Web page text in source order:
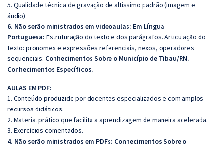
5. Qualidade técnica de gravação de altíssimo padrão (imagem e
áudio)
6. Não serão ministrados em videoaulas: Em Língua
Portuguesa: Estruturação do texto e dos parágrafos. Articulação do
texto: pronomes e expressões referenciais, nexos, operadores
sequenciais. Conhecimentos Sobre o Município de Tibau/RN.
Conhecimentos Específicos.
AULAS EM PDF:
1. Conteúdo produzido por docentes especializados e com amplos
recursos didáticos.
2. Material prático que facilita a aprendizagem de maneira acelerada.
3. Exercícios comentados.
4. Não serão ministrados em PDFs: Conhecimentos Sobre o